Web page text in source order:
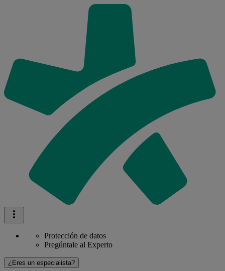
Protección de datos
Pregúntale al Experto
¿Eres un especialista?